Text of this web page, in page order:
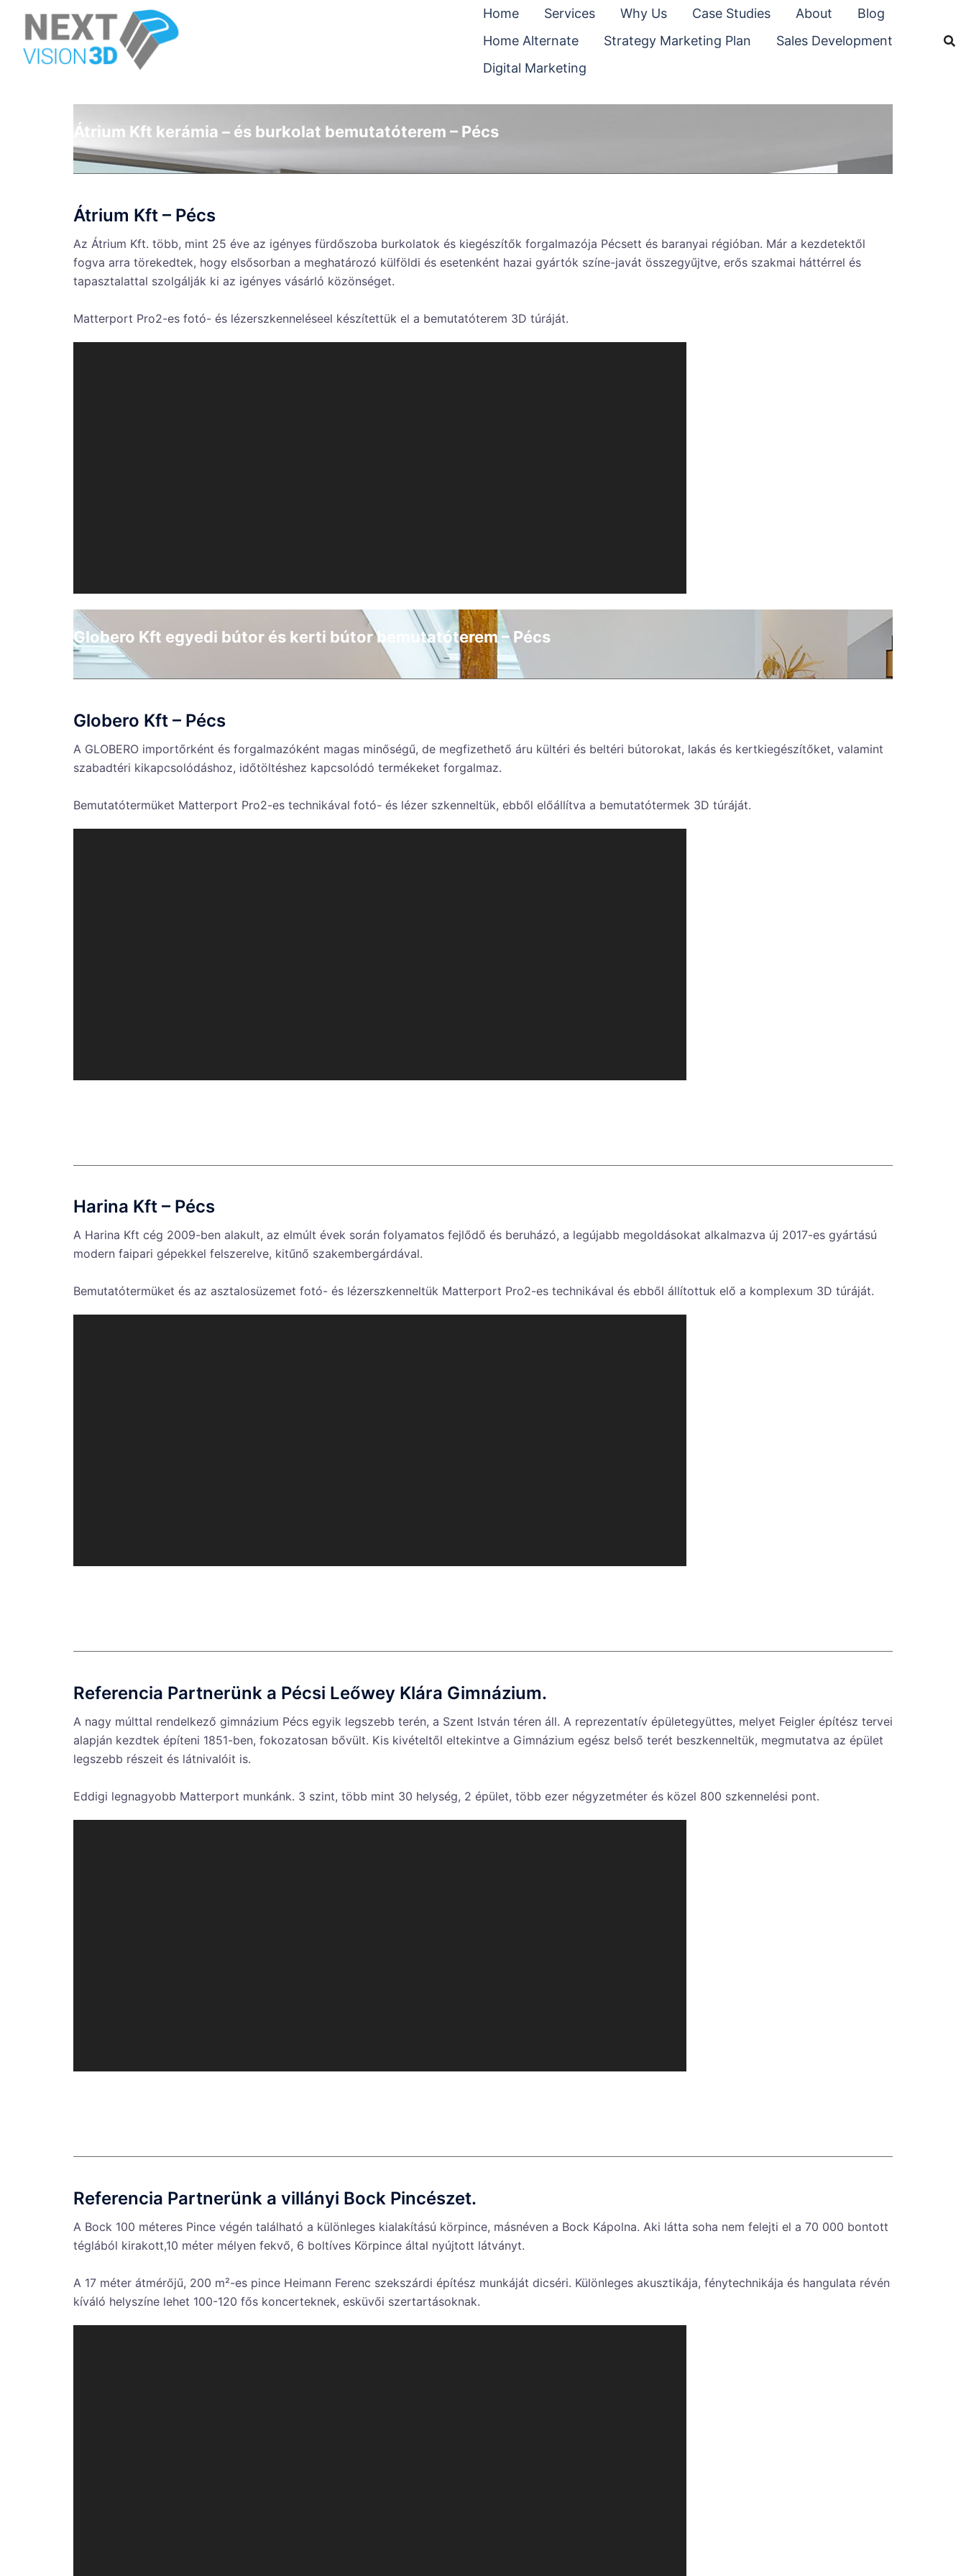
content
Home Services Why Us Case Studies About
Blog
Home Alternate
Strategy Marketing Plan
Sales Development
Digital Marketing
Átrium Kft kerámia – és burkolat bemutatóterem – Pécs
Átrium Kft – Pécs
Az Átrium Kft. több, mint 25 éve az igényes fürdőszoba burkolatok és kiegészítők forgalmazója Pécsett és baranyai régióban. Már a kezdetektől
fogva arra törekedtek, hogy elsősorban a meghatározó külföldi és esetenként hazai gyártók színe-javát összegyűjtve, erős szakmai háttérrel és
tapasztalattal szolgálják ki az igényes vásárló közönséget.
Matterport Pro2-es fotó- és lézerszkenneléseel készítettük el a bemutatóterem 3D túráját.
Globero Kft egyedi bútor és kerti bútor bemutatóterem – Pécs
Globero Kft – Pécs
A GLOBERO importőrként és forgalmazóként magas minőségű, de megfizethető áru kültéri és beltéri bútorokat, lakás és kertkiegészítőket, valamint
szabadtéri kikapcsolódáshoz, időtöltéshez kapcsolódó termékeket forgalmaz.
Bemutatótermüket Matterport Pro2-es technikával fotó- és lézer szkenneltük, ebből előállítva a bemutatótermek 3D túráját.
Harina Kft – Pécs
A Harina Kft cég 2009-ben alakult, az elmúlt évek során folyamatos fejlődő és beruházó, a legújabb megoldásokat alkalmazva új 2017-es gyártású
modern faipari gépekkel felszerelve, kitűnő szakembergárdával.
Bemutatótermüket és az asztalosüzemet fotó- és lézerszkenneltük Matterport Pro2-es technikával és ebből állítottuk elő a komplexum 3D túráját.
Referencia Partnerünk a Pécsi Leőwey Klára Gimnázium.
A nagy múlttal rendelkező gimnázium Pécs egyik legszebb terén, a Szent István téren áll. A reprezentatív épületegyüttes, melyet Feigler építész tervei
alapján kezdtek építeni 1851-ben, fokozatosan bővült. Kis kivételtől eltekintve a Gimnázium egész belső terét beszkenneltük, megmutatva az épület
legszebb részeit és látnivalóit is.
Eddigi legnagyobb Matterport munkánk. 3 szint, több mint 30 helység, 2 épület, több ezer négyzetméter és közel 800 szkennelési pont.
Referencia Partnerünk a villányi Bock Pincészet.
A Bock 100 méteres Pince végén található a különleges kialakítású körpince, másnéven a Bock Kápolna. Aki látta soha nem felejti el a 70 000 bontott
téglából kirakott,10 méter mélyen fekvő, 6 boltíves Körpince által nyújtott látványt.
A 17 méter átmérőjű, 200 m²-es pince Heimann Ferenc szekszárdi építész munkáját dicséri. Különleges akusztikája, fénytechnikája és hangulata révén
kíváló helyszíne lehet 100-120 fős koncerteknek, esküvői szertartásoknak.